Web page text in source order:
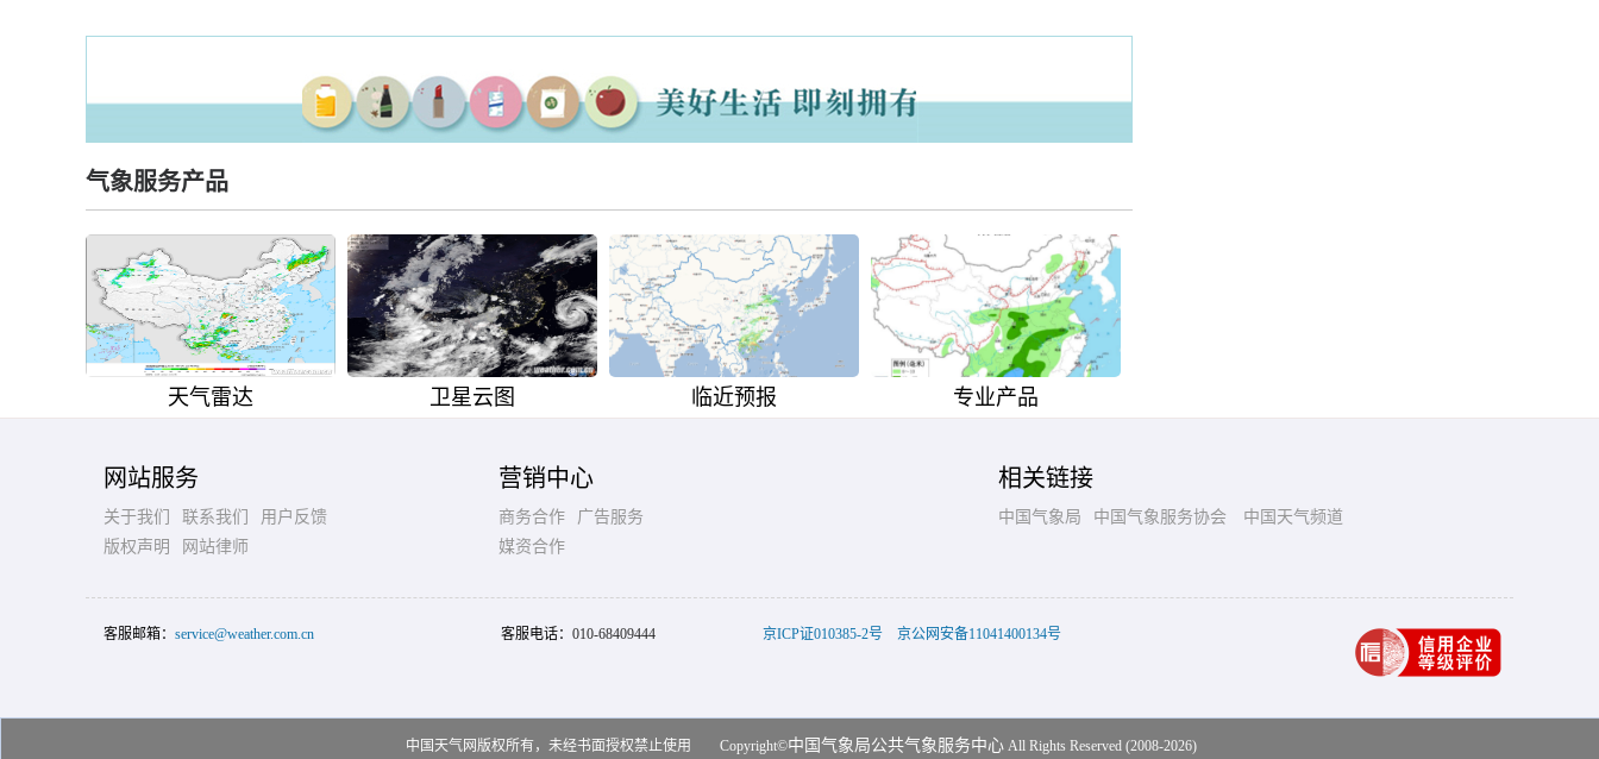
气象服务产品
天气雷达 卫星云图 临近预报 专业产品
网站服务
关于我们 联系我们
用户反馈
版权声明
网站律师
营销中心
商务合作
广告服务
媒资合作
相关链接
中国气象局 中国气象服务协会 中国天气频道
客服邮箱： service@weather.com.cn 客服电话： 010-68409444 京ICP证010385-2号 京公网安备11041400134号
中国天气网版权所有，未经书面授权禁止使用 Copyright©中国气象局公共气象服务中心All Rights Reserved (2008-2026)